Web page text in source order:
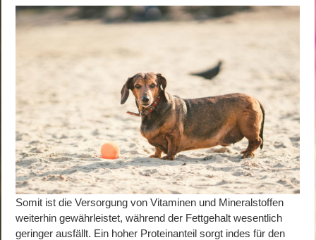
Somit ist die Versorgung von Vitaminen und Mineralstoffen
weiterhin gewährleistet, während der Fettgehalt wesentlich
geringer ausfällt. Ein hoher Proteinanteil sorgt indes für den